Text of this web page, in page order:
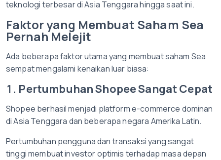
teknologi terbesar di Asia Tenggara hingga saat ini.
Faktor yang Membuat Saham Sea
Pernah Melejit
Ada beberapa faktor utama yang membuat saham Sea
sempat mengalami kenaikan luar biasa:
1. Pertumbuhan Shopee Sangat Cepat
Shopee berhasil menjadi platform e-commerce dominan
di Asia Tenggara dan beberapa negara Amerika Latin.
Pertumbuhan pengguna dan transaksi yang sangat
tinggi membuat investor optimis terhadap masa depan